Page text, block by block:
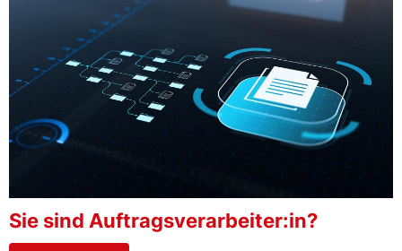
Sie sind Auftragsverarbeiter:in?